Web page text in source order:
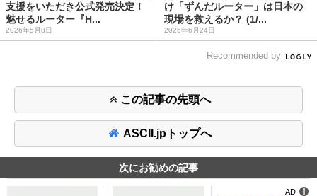
支援をいただき公式発売決定！
魅せるルーター『H...
2026年5月8日
け「ずんだルーター」は日本の
現場を救えるか？ (1/...
2026年6月24日
Recommended by
この記事の先頭へ
ASCII.jpトップへ
次にお勧めの記事
AD